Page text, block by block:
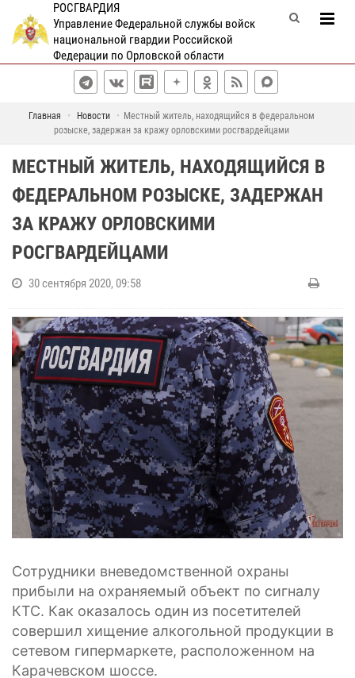
РОСГВАРДИЯ
Управление Федеральной службы войск
национальной гвардии Российской
Федерации по Орловской области
Главная Новости
Местный житель, находящийся в федеральном
розыске, задержан за кражу орловскими росгвардейцами
МЕСТНЫЙ ЖИТЕЛЬ, НАХОДЯЩИЙСЯ В
ФЕДЕРАЛЬНОМ РОЗЫСКЕ, ЗАДЕРЖАН
ЗА КРАЖУ ОРЛОВСКИМИ
РОСГВАРДЕЙЦАМИ
30 сентября 2020, 09:58
Сотрудники вневедомственной охраны
прибыли на охраняемый объект по сигналу
КТС. Как оказалось один из посетителей
совершил хищение алкогольной продукции в
сетевом гипермаркете, расположенном на
Карачевском шоссе.